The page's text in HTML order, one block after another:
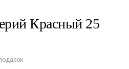
Красный 25